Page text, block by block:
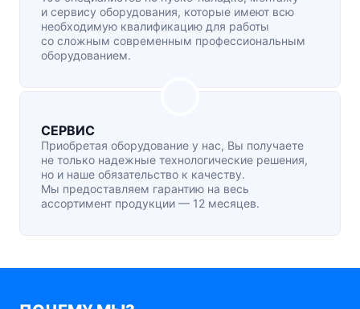
и сервису оборудования, которые имеют всю
необходимую квалификацию для работы
со сложным современным профессиональным
оборудованием.
СЕРВИС
Приобретая оборудование у нас, Вы получаете
не только надежные технологические решения,
но и наше обязательство к качеству.
Мы предоставляем гарантию на весь
ассортимент продукции — 12 месяцев.